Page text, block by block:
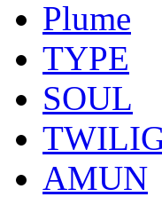
Plume
TYPE
SOUL
AMUN